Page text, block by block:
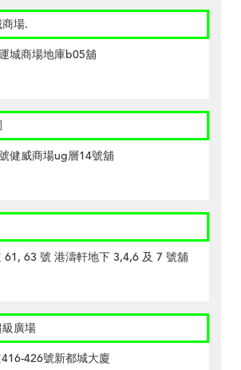
場.
城商場地庫b05舖
健威商場ug層14號舖
61, 63 號 港濤軒地下 3,4,6 及 7 號舖
廣場
426號新都城大廈